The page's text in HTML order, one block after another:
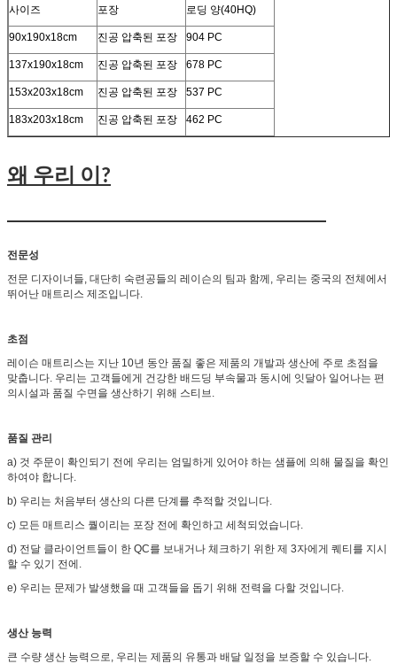
사이즈 포장 로딩 양(40HQ)
90x190x18cm 진공 압축된 포장 904 PC
137x190x18cm 진공 압축된 포장 678 PC
153x203x18cm 진공 압축된 포장 537 PC
183x203x18cm 진공 압축된 포장 462 PC
왜 우리 이?
전문성
전문 디자이너들, 대단히 숙련공들의 레이슨의 팀과 함께, 우리는 중국의 전체에서
뛰어난 매트리스 제조입니다.
초점
레이슨 매트리스는 지난 10년 동안 품질 좋은 제품의 개발과 생산에 주로 초점을
맞춥니다. 우리는 고객들에게 건강한 배드딩 부속물과 동시에 잇달아 일어나는 편
의시설과 품질 수면을 생산하기 위해 스티브.
품질 관리
a) 것 주문이 확인되기 전에 우리는 엄밀하게 있어야 하는 샘플에 의해 물질을 확인
하여야 합니다.
b) 우리는 처음부터 생산의 다른 단계를 추적할 것입니다.
c) 모든 매트리스 퀄이리는 포장 전에 확인하고 세척되었습니다.
d) 전달 클라이언트들이 한 QC를 보내거나 체크하기 위한 제 3자에게 퀘티를 지시
할 수 있기 전에.
e) 우리는 문제가 발생했을 때 고객들을 돕기 위해 전력을 다할 것입니다.
생산 능력
큰 수량 생산 능력으로, 우리는 제품의 유통과 배달 일정을 보증할 수 있습니다.